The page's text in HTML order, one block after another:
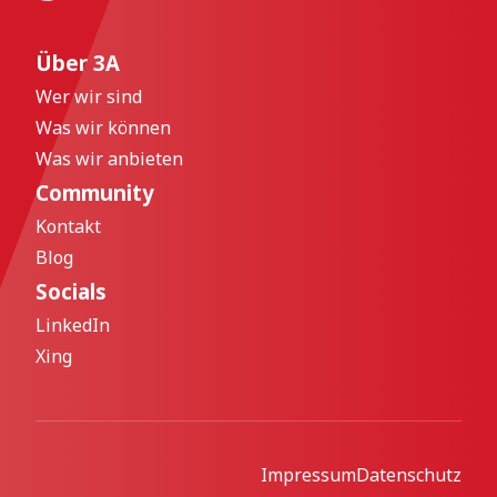
Über 3A
Wer wir sind
Was wir können
Was wir anbieten
Community
Kontakt
Blog
Socials
LinkedIn
Xing
ImpressumDatenschutz